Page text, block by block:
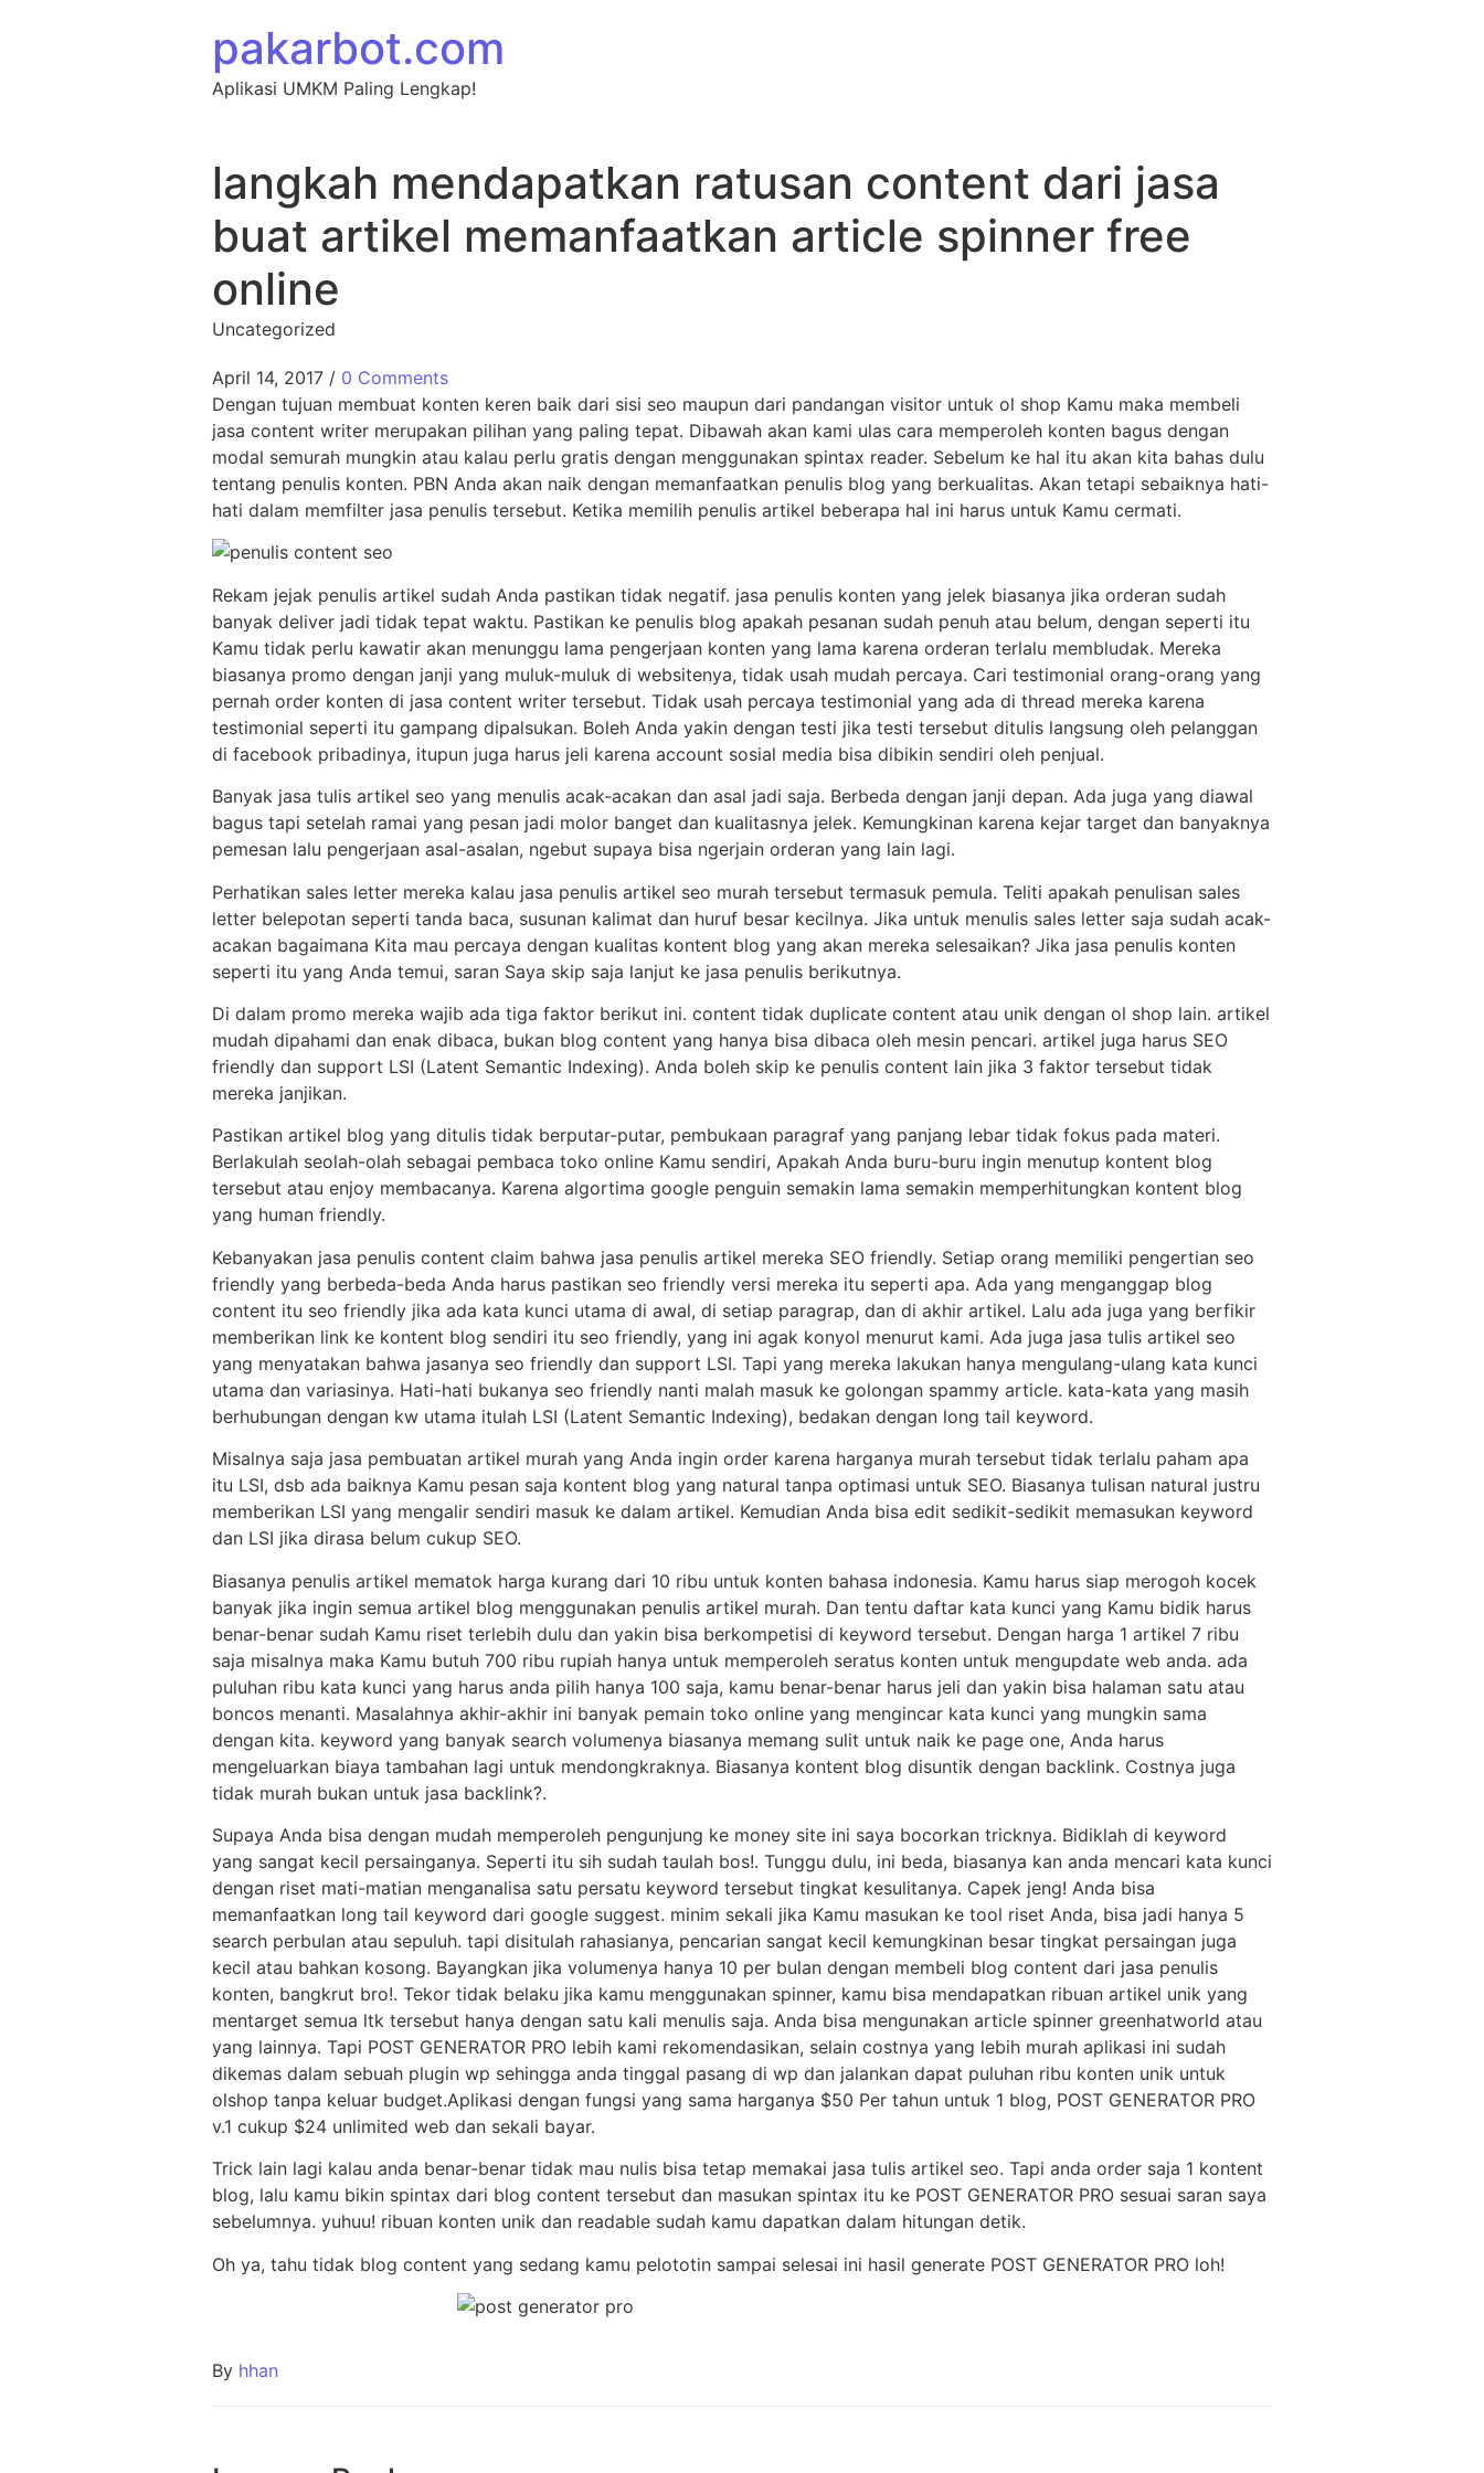
pakarbot.com
Aplikasi UMKM Paling Lengkap!
langkah mendapatkan ratusan content dari jasa
buat artikel memanfaatkan article spinner free
online
Uncategorized
April 14, 2017 / 0 Comments
Dengan tujuan membuat konten keren baik dari sisi seo maupun dari pandangan visitor untuk ol shop Kamu maka membeli
jasa content writer merupakan pilihan yang paling tepat. Dibawah akan kami ulas cara memperoleh konten bagus dengan
modal semurah mungkin atau kalau perlu gratis dengan menggunakan spintax reader. Sebelum ke hal itu akan kita bahas dulu
tentang penulis konten. PBN Anda akan naik dengan memanfaatkan penulis blog yang berkualitas. Akan tetapi sebaiknya hati-
hati dalam memfilter jasa penulis tersebut. Ketika memilih penulis artikel beberapa hal ini harus untuk Kamu cermati.
Rekam jejak penulis artikel sudah Anda pastikan tidak negatif. jasa penulis konten yang jelek biasanya jika orderan sudah
banyak deliver jadi tidak tepat waktu. Pastikan ke penulis blog apakah pesanan sudah penuh atau belum, dengan seperti itu
Kamu tidak perlu kawatir akan menunggu lama pengerjaan konten yang lama karena orderan terlalu membludak. Mereka
biasanya promo dengan janji yang muluk-muluk di websitenya, tidak usah mudah percaya. Cari testimonial orang-orang yang
pernah order konten di jasa content writer tersebut. Tidak usah percaya testimonial yang ada di thread mereka karena
testimonial seperti itu gampang dipalsukan. Boleh Anda yakin dengan testi jika testi tersebut ditulis langsung oleh pelanggan
di facebook pribadinya, itupun juga harus jeli karena account sosial media bisa dibikin sendiri oleh penjual.
Banyak jasa tulis artikel seo yang menulis acak-acakan dan asal jadi saja. Berbeda dengan janji depan. Ada juga yang diawal
bagus tapi setelah ramai yang pesan jadi molor banget dan kualitasnya jelek. Kemungkinan karena kejar target dan banyaknya
pemesan lalu pengerjaan asal-asalan, ngebut supaya bisa ngerjain orderan yang lain lagi.
Perhatikan sales letter mereka kalau jasa penulis artikel seo murah tersebut termasuk pemula. Teliti apakah penulisan sales
letter belepotan seperti tanda baca, susunan kalimat dan huruf besar kecilnya. Jika untuk menulis sales letter saja sudah acak-
acakan bagaimana Kita mau percaya dengan kualitas kontent blog yang akan mereka selesaikan? Jika jasa penulis konten
seperti itu yang Anda temui, saran Saya skip saja lanjut ke jasa penulis berikutnya.
Di dalam promo mereka wajib ada tiga faktor berikut ini. content tidak duplicate content atau unik dengan ol shop lain. artikel
mudah dipahami dan enak dibaca, bukan blog content yang hanya bisa dibaca oleh mesin pencari. artikel juga harus SEO
friendly dan support LSI (Latent Semantic Indexing). Anda boleh skip ke penulis content lain jika 3 faktor tersebut tidak
mereka janjikan.
Pastikan artikel blog yang ditulis tidak berputar-putar, pembukaan paragraf yang panjang lebar tidak fokus pada materi.
Berlakulah seolah-olah sebagai pembaca toko online Kamu sendiri, Apakah Anda buru-buru ingin menutup kontent blog
tersebut atau enjoy membacanya. Karena algortima google penguin semakin lama semakin memperhitungkan kontent blog
yang human friendly.
Kebanyakan jasa penulis content claim bahwa jasa penulis artikel mereka SEO friendly. Setiap orang memiliki pengertian seo
friendly yang berbeda-beda Anda harus pastikan seo friendly versi mereka itu seperti apa. Ada yang menganggap blog
content itu seo friendly jika ada kata kunci utama di awal, di setiap paragrap, dan di akhir artikel. Lalu ada juga yang berfikir
memberikan link ke kontent blog sendiri itu seo friendly, yang ini agak konyol menurut kami. Ada juga jasa tulis artikel seo
yang menyatakan bahwa jasanya seo friendly dan support LSI. Tapi yang mereka lakukan hanya mengulang-ulang kata kunci
utama dan variasinya. Hati-hati bukanya seo friendly nanti malah masuk ke golongan spammy article. kata-kata yang masih
berhubungan dengan kw utama itulah LSI (Latent Semantic Indexing), bedakan dengan long tail keyword.
Misalnya saja jasa pembuatan artikel murah yang Anda ingin order karena harganya murah tersebut tidak terlalu paham apa
itu LSI, dsb ada baiknya Kamu pesan saja kontent blog yang natural tanpa optimasi untuk SEO. Biasanya tulisan natural justru
memberikan LSI yang mengalir sendiri masuk ke dalam artikel. Kemudian Anda bisa edit sedikit-sedikit memasukan keyword
dan LSI jika dirasa belum cukup SEO.
Biasanya penulis artikel mematok harga kurang dari 10 ribu untuk konten bahasa indonesia. Kamu harus siap merogoh kocek
banyak jika ingin semua artikel blog menggunakan penulis artikel murah. Dan tentu daftar kata kunci yang Kamu bidik harus
benar-benar sudah Kamu riset terlebih dulu dan yakin bisa berkompetisi di keyword tersebut. Dengan harga 1 artikel 7 ribu
saja misalnya maka Kamu butuh 700 ribu rupiah hanya untuk memperoleh seratus konten untuk mengupdate web anda. ada
puluhan ribu kata kunci yang harus anda pilih hanya 100 saja, kamu benar-benar harus jeli dan yakin bisa halaman satu atau
boncos menanti. Masalahnya akhir-akhir ini banyak pemain toko online yang mengincar kata kunci yang mungkin sama
dengan kita. keyword yang banyak search volumenya biasanya memang sulit untuk naik ke page one, Anda harus
mengeluarkan biaya tambahan lagi untuk mendongkraknya. Biasanya kontent blog disuntik dengan backlink. Costnya juga
tidak murah bukan untuk jasa backlink?.
Supaya Anda bisa dengan mudah memperoleh pengunjung ke money site ini saya bocorkan tricknya. Bidiklah di keyword
yang sangat kecil persainganya. Seperti itu sih sudah taulah bos!. Tunggu dulu, ini beda, biasanya kan anda mencari kata kunci
dengan riset mati-matian menganalisa satu persatu keyword tersebut tingkat kesulitanya. Capek jeng! Anda bisa
memanfaatkan long tail keyword dari google suggest. minim sekali jika Kamu masukan ke tool riset Anda, bisa jadi hanya 5
search perbulan atau sepuluh. tapi disitulah rahasianya, pencarian sangat kecil kemungkinan besar tingkat persaingan juga
kecil atau bahkan kosong. Bayangkan jika volumenya hanya 10 per bulan dengan membeli blog content dari jasa penulis
konten, bangkrut bro!. Tekor tidak belaku jika kamu menggunakan spinner, kamu bisa mendapatkan ribuan artikel unik yang
mentarget semua ltk tersebut hanya dengan satu kali menulis saja. Anda bisa mengunakan article spinner greenhatworld atau
yang lainnya. Tapi POST GENERATOR PRO lebih kami rekomendasikan, selain costnya yang lebih murah aplikasi ini sudah
dikemas dalam sebuah plugin wp sehingga anda tinggal pasang di wp dan jalankan dapat puluhan ribu konten unik untuk
olshop tanpa keluar budget.Aplikasi dengan fungsi yang sama harganya $50 Per tahun untuk 1 blog, POST GENERATOR PRO
v.1 cukup $24 unlimited web dan sekali bayar.
Trick lain lagi kalau anda benar-benar tidak mau nulis bisa tetap memakai jasa tulis artikel seo. Tapi anda order saja 1 kontent
blog, lalu kamu bikin spintax dari blog content tersebut dan masukan spintax itu ke POST GENERATOR PRO sesuai saran saya
sebelumnya. yuhuu! ribuan konten unik dan readable sudah kamu dapatkan dalam hitungan detik.
Oh ya, tahu tidak blog content yang sedang kamu pelototin sampai selesai ini hasil generate POST GENERATOR PRO loh!
By hhan